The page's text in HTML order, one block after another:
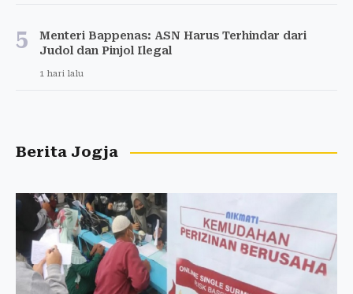
5
Menteri Bappenas: ASN Harus Terhindar dari
Judol dan Pinjol Ilegal
1 hari lalu
Berita Jogja